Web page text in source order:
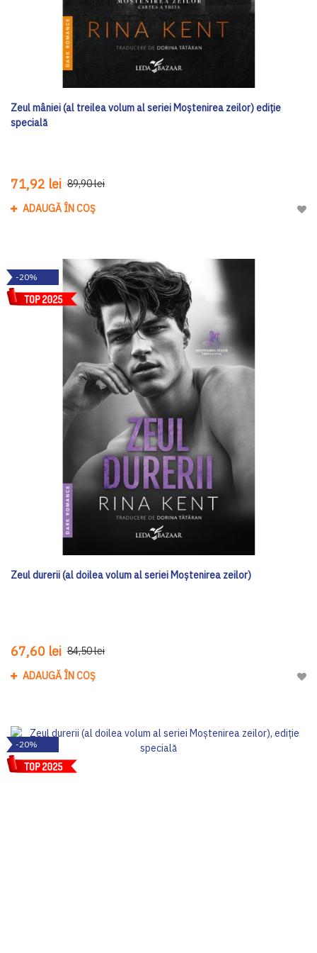
Zeul mâniei (al treilea volum al seriei Moștenirea zeilor) ediţie
specială
71,92 lei 89,90 lei
ADAUGĂ ÎN COȘ
-20%
Zeul durerii (al doilea volum al seriei Moștenirea zeilor)
67,60 lei 84,50 lei
ADAUGĂ ÎN COȘ
-20%